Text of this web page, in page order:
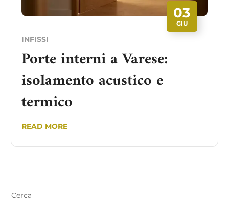
03
GIU
INFISSI
Porte interni a Varese:
isolamento acustico e
termico
READ MORE
Cerca